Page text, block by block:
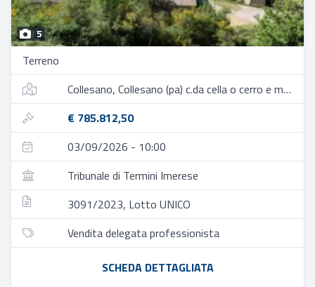
5
Terreno
Collesano, Collesano (pa) c.da cella o cerro e munciarrati
€ 785.812,50
03/09/2026 - 10:00
Tribunale di Termini Imerese
3091/2023, Lotto UNICO
Vendita delegata professionista
SCHEDA DETTAGLIATA